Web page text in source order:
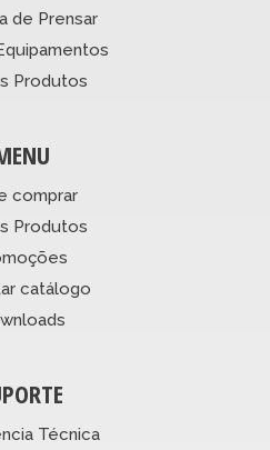
de Prensar
Produtos
comprar
Produtos
catálogo
Técnica